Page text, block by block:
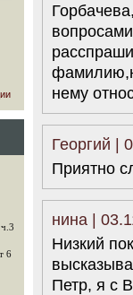
6
нему
Георгий |
Приятно
нина |
Низкий
Петр, я с